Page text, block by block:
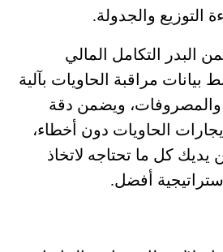
والجدولة.
البدر التكامل المالي
بيانات مراقبة الحاويات بآلية
والمصروفات، ويضمن دقة
الحاويات دون أخطاء،
يديك كل ما تحتاجه لاتخاذ
أفضل.